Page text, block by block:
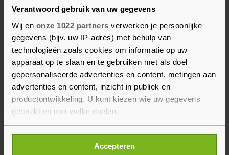
Verantwoord gebruik van uw gegevens
Wij en onze 1022 partners verwerken je persoonlijke
gegevens (bijv. uw IP-adres) met behulp van
technologieën zoals cookies om informatie op uw
apparaat op te slaan en te gebruiken met als doel
gepersonaliseerde advertenties en content, metingen aan
advertenties en content, inzicht in publiek en
productontwikkeling. U kunt kiezen wie uw gegevens
gebruikt en met welke doelen.
Als u het toestaat, willen we ook graag:
Informatie verzamelen over uw geografische
Accepteren